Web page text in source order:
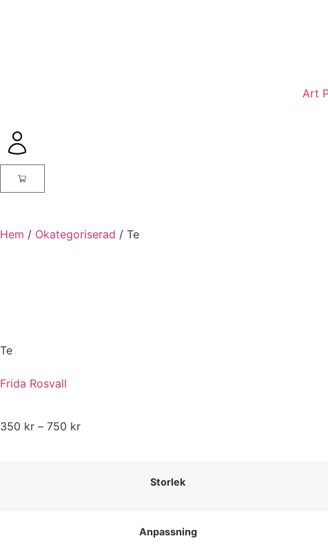
Art
Hem / Okategoriserad / Te
Te
Frida Rosvall
350 kr – 750 kr
Storlek
Anpassning